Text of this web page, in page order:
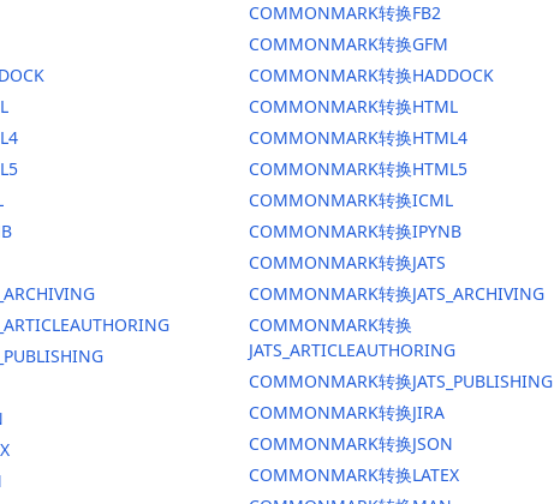
COMMONMARK转换FB2
COMMONMARK转换GFM
COMMONMARK转换HADDOCK
COMMONMARK转换HTML
COMMONMARK转换HTML4
COMMONMARK转换HTML5
COMMONMARK转换ICML
COMMONMARK转换IPYNB
COMMONMARK转换JATS
COMMONMARK转换JATS_ARCHIVING
COMMONMARK转换
JATS_ARTICLEAUTHORING
COMMONMARK转换JATS_PUBLISHING
COMMONMARK转换JIRA
COMMONMARK转换JSON
COMMONMARK转换LATEX